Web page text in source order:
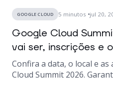
GOOGLE CLOUD 5 minutos jul 20,
Google Cloud
vai ser, inscrições e
Confira a data, o local e as
Cloud Summit 2026.